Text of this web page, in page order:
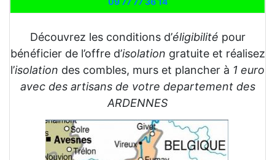
Découvrez les conditions d’éligibilité pour
bénéficier de l’offre d’isolation gratuite et réalisez
l’isolation des combles, murs et plancher à 1 euro
avec des artisans de votre departement des
ARDENNES